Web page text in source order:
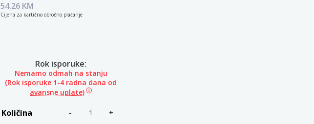
54.26 KM
Cijena za kartično obročno plaćanje
Rok isporuke:
Nemamo odmah na stanju
(Rok isporuke 1-4 radna dana od
avansne uplate)
Količina